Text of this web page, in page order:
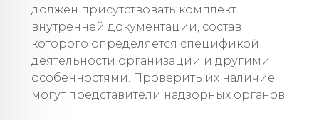
должен присутствовать комплект
внутренней документации, состав
которого определяется спецификой
деятельности организации и другими
особенностями. Проверить их наличие
могут представители надзорных органов.